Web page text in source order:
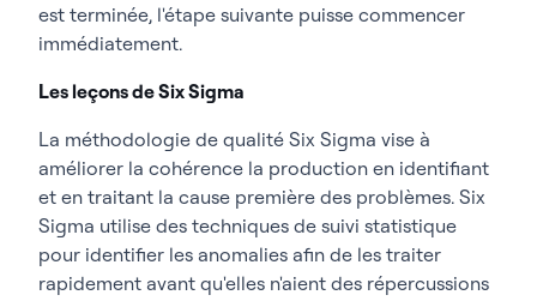
est terminée, l'étape suivante puisse commencer
immédiatement.
Les leçons de Six Sigma
La méthodologie de qualité Six Sigma vise à
améliorer la cohérence la production en identifiant
et en traitant la cause première des problèmes. Six
Sigma utilise des techniques de suivi statistique
pour identifier les anomalies afin de les traiter
rapidement avant qu'elles n'aient des répercussions